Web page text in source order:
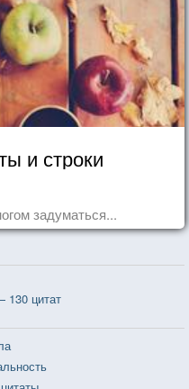
и строки
задуматься...
цитат